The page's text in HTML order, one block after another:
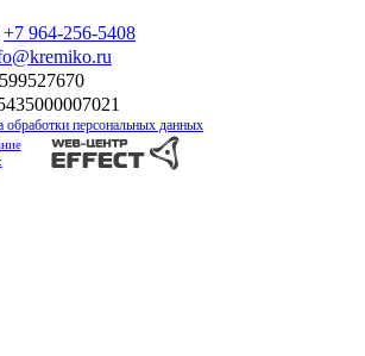
+7 964-256-5408
обработки персональных данных